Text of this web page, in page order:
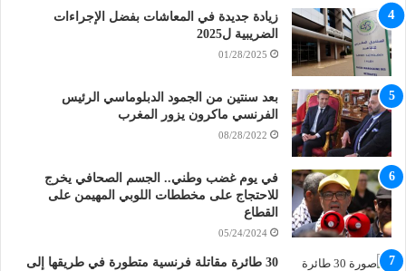
زيادة جديدة في المعاشات بفضل الإجراءات
الضريبية ل2025
01/28/2025
بعد سنتين من الجمود الدبلوماسي الرئيس
الفرنسي ماكرون يزور المغرب
08/28/2022
في يوم غضب وطني.. الجسم الصحافي يخرج
للاحتجاج على مخططات اللوبي المهيمن على
القطاع
05/24/2024
30 طائرة مقاتلة فرنسية متطورة في طريقها إلى